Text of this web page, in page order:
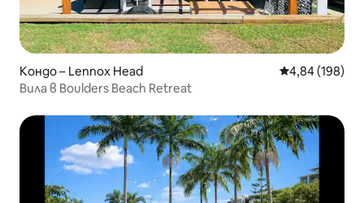
Кондо – Lennox Head Средна
4,84 (198)
Вила в Boulders Beach Retreat